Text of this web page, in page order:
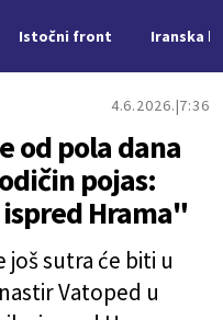
Istočni front Iranska
4.6.2026. 7:36
od pola dana
pojas:
Hrama"
još sutra će biti u
Vatoped u